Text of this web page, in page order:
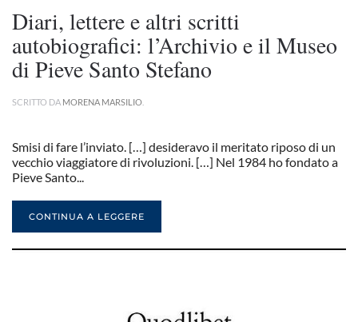
Diari, lettere e altri scritti
autobiografici: l’Archivio e il Museo
di Pieve Santo Stefano
SCRITTO DA MORENA MARSILIO
Smisi di fare l’inviato. […] desideravo il meritato riposo di un
vecchio viaggiatore di rivoluzioni. […] Nel 1984 ho fondato a
Pieve Santo...
CONTINUA A LEGGERE